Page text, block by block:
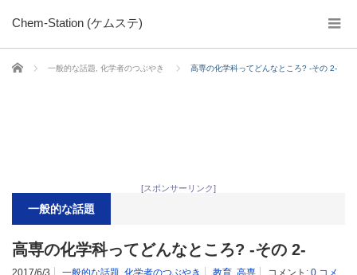
Chem-Station (ケムステ)
ホーム 一般的な話題 化学者のつぶやき 高専の化学科ってどんなところ? -その 2-
[スポンサーリンク]
一般的な話題
高専の化学科ってどんなところ? -その 2-
2017/6/3 一般的な話題, 化学者のつぶやき 教育, 高専 コメント: 0 コメ